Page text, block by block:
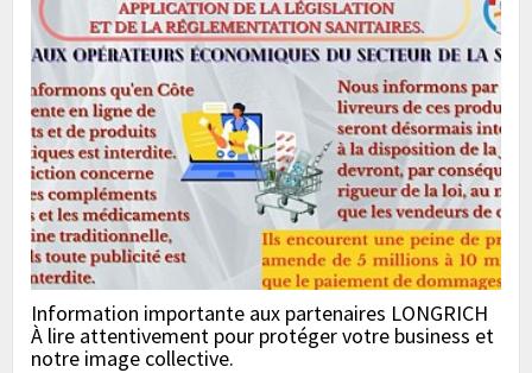
Information importante aux partenaires LONGRICH
À lire attentivement pour protéger votre business et
notre image collective.